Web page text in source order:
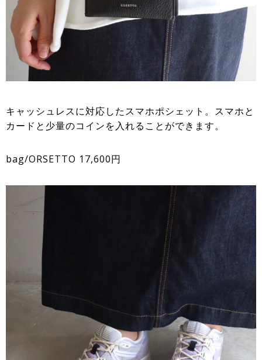
キャッシュレスに対応したスマホポシェット。スマホと
カードと少量のコインを入れることができます。
bag/ORSETTO 17,600円